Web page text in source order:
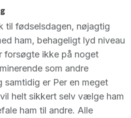
til fødselsdagen, nøjagtig
ham, behageligt lyd niveau
forsøgte ikke på noget
som andre
samtidig er Per en meget
helt sikkert selv vælge ham
ham til andre. Alle